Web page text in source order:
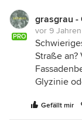
Putz und
Wenn die
eine
zwar
Element
PRO
grasgrau -
vor 9 Jahren
Straße
Glyzinie
Gefällt mir